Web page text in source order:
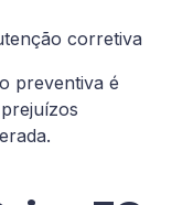
corretiva
preventiva é